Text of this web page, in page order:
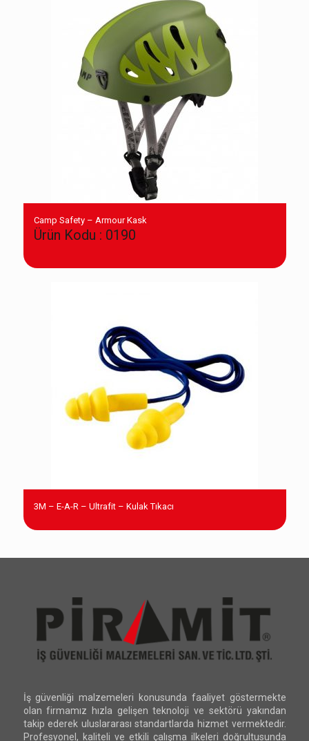
Camp Safety – Armour Kask
Ürün Kodu : 0190
3M – E-A-R – Ultrafit – Kulak Tıkacı
İş güvenliği malzemeleri konusunda faaliyet göstermekte
olan firmamız hızla gelişen teknoloji ve sektörü yakından
takip ederek uluslararası standartlarda hizmet vermektedir.
Profesyonel, kaliteli ve etkili çalışma ilkeleri doğrultusunda